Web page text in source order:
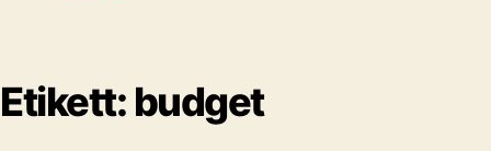
Etikett: budget